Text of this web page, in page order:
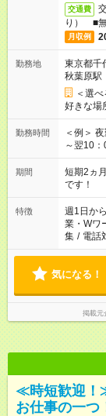
交通費
り） ■無
月収例
勤務地
東京都千
秋葉原駅
＜選
好きな場
勤務時間
＜例＞
～翌10：
みたい」
い」など
の方の場
仕事に慣れて
必要な場
期間
短期2ヵ
です！
特徴 週1日か
業・Wワ
集 / 電話
気になる！
掲載元
≪時短歓迎！
お仕事の一つ